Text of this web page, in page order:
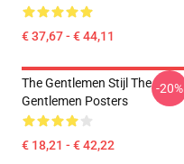
€ 37,67 - € 44,11
The Gentlemen Stijl The
Gentlemen Posters
€ 18,21 - € 42,22
-20%